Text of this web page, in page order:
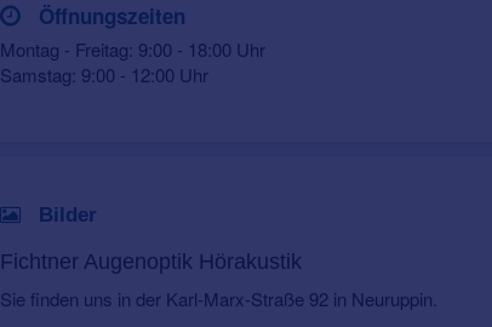
Öffnungszeiten
Montag - Freitag: 9:00 - 18:00 Uhr
Samstag: 9:00 - 12:00 Uhr
Bilder
Fichtner Augenoptik Hörakustik
Sie finden uns in der Karl-Marx-Straße 92 in Neuruppin.